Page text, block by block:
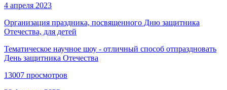
4 апреля 2023
Организация праздника, посвященного Дню защитника
Отечества, для детей
Тематическое научное шоу - отличный способ отпраздновать
День защитника Отечества
13007 просмотров